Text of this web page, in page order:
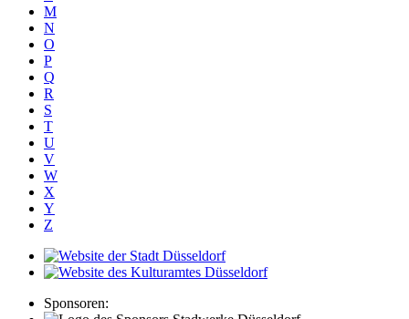
M
N
O
P
Q
R
S
T
U
V
W
X
Y
Z
Sponsoren: